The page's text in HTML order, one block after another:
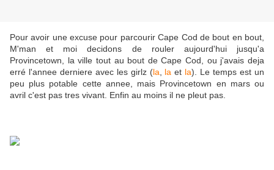
Pour avoir une excuse pour parcourir Cape Cod de bout en bout,
M'man et moi decidons de rouler aujourd'hui jusqu'a
Provincetown, la ville tout au bout de Cape Cod, ou j'avais deja
erré l'annee derniere avec les girlz (la la et la). Le temps est un
peu plus potable cette annee, mais Provincetown en mars ou
avril c'est pas tres vivant. Enfin au moins il ne pleut pas.